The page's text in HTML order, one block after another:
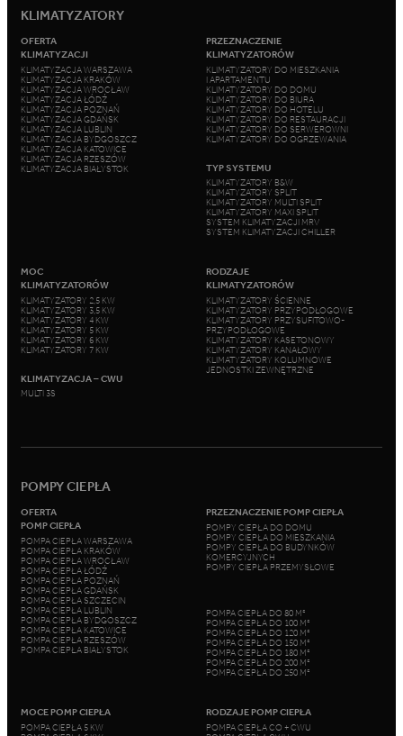
KLIMATYZATORY
OFERTA
KLIMATYZACJI
KLIMATYZACJA WARSZAWA
KLIMATYZACJA KRAKÓW
KLIMATYZACJA WROCŁAW
KLIMATYZACJA ŁÓDŹ
KLIMATYZACJA POZNAŃ
KLIMATYZACJA GDAŃSK
KLIMATYZACJA LUBLIN
KLIMATYZACJA BYDGOSZCZ
KLIMATYZACJA KATOWICE
KLIMATYZACJA RZESZÓW
KLIMATYZACJA BIAŁYSTOK
PRZEZNACZENIE
KLIMATYZATORÓW
KLIMATYZATORY DO MIESZKANIA
I APARTAMENTU
KLIMATYZATORY DO DOMU
KLIMATYZATORY DO BIURA
KLIMATYZATORY DO HOTELU
KLIMATYZATORY DO RESTAURACJI
KLIMATYZATORY DO SERWEROWNI
KLIMATYZATORY DO OGRZEWANIA
TYP SYSTEMU
KLIMATYZATORY B&W
KLIMATYZATORY SPLIT
KLIMATYZATORY MULTI SPLIT
KLIMATYZATORY MAXI SPLIT
SYSTEM KLIMATYZACJI MRV
SYSTEM KLIMATYZACJI CHILLER
MOC
KLIMATYZATORÓW
KLIMATYZATORY 2,5 KW
KLIMATYZATORY 3,5 KW
KLIMATYZATORY 4 KW
KLIMATYZATORY 5 KW
KLIMATYZATORY 6 KW
KLIMATYZATORY 7 KW
KLIMATYZACJA – CWU
MULTI 3S
RODZAJE
KLIMATYZATORÓW
KLIMATYZATORY ŚCIENNE
KLIMATYZATORY PRZYPODŁOGOWE
KLIMATYZATORY PRZYSUFITOWO-
PRZYPODŁOGOWE
KLIMATYZATORY KASETONOWY
KLIMATYZATORY KANAŁOWY
KLIMATYZATORY KOLUMNOWE
JEDNOSTKI ZEWNĘTRZNE
POMPY CIEPŁA
OFERTA
POMP CIEPŁA
POMPA CIEPŁA WARSZAWA
POMPA CIEPŁA KRAKÓW
POMPA CIEPŁA WROCŁAW
POMPA CIEPŁA ŁÓDŹ
POMPA CIEPŁA POZNAŃ
POMPA CIEPŁA GDAŃSK
POMPA CIEPŁA SZCZECIN
POMPA CIEPŁA LUBLIN
POMPA CIEPŁA BYDGOSZCZ
POMPA CIEPŁA KATOWICE
POMPA CIEPŁA RZESZÓW
POMPA CIEPŁA BIAŁYSTOK
PRZEZNACZENIE POMP CIEPŁA
POMPY CIEPŁA DO DOMU
POMPY CIEPŁA DO MIESZKANIA
POMPY CIEPŁA DO BUDYNKÓW
KOMERCYJNYCH
POMPY CIEPŁA PRZEMYSŁOWE
POMPA CIEPŁA DO 80 M²
POMPA CIEPŁA DO 100 M²
POMPA CIEPŁA DO 120 M²
POMPA CIEPŁA DO 150 M²
POMPA CIEPŁA DO 180 M²
POMPA CIEPŁA DO 200 M²
POMPA CIEPŁA DO 250 M²
MOCE POMP CIEPŁA
POMPA CIEPŁA 5 KW
RODZAJE POMP CIEPŁA
POMPA CIEPŁA CO + CWU